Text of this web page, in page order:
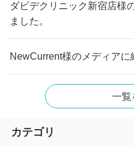
ダビデクリニック新宿店様
ました。
NewCurrent様のメディアに
一覧
カテゴリ